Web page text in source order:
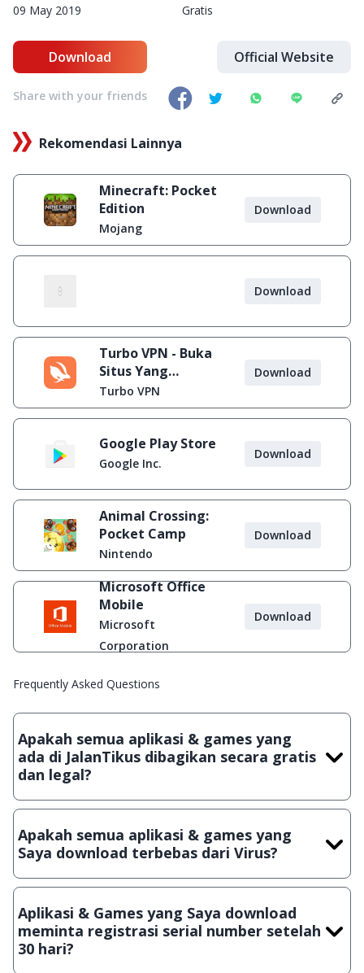
09 May 2019 Gratis
Download Official Website
Share with your friends
Rekomendasi Lainnya
Minecraft: Pocket
Edition
Mojang
Download
Download
Turbo VPN - Buka
Situs Yang
Diblokir
Turbo VPN
Download
Google Play Store
Google Inc.
Download
Animal Crossing:
Pocket Camp
Nintendo
Download
Microsoft Office
Mobile
Microsoft
Corporation
Download
Frequently Asked Questions
Apakah semua aplikasi & games yang
ada di JalanTikus dibagikan secara gratis
dan legal?
Ya, JalanTikus hanya membagikan aplikasi & games yang
crack, patch atau semacamnya.
Apakah semua aplikasi & games yang
Saya download terbebas dari Virus?
Ya, JalanTikus selalu melakukan scanning dengan 3 jenis
suatu aplikasi atau games, sehingga bisa dijamin 100%
terbebas dari virus.
Aplikasi & Games yang Saya download
meminta registrasi serial number setelah
30 hari?